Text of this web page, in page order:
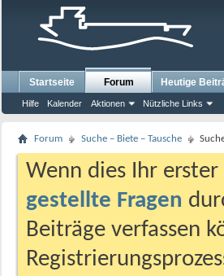
Startseite Forum
Hilfe Kalender Aktionen Nützliche Links
Heutige
Forum Suche – Biete – Tausche
Wenn dies Ihr
gestellte Fragen
Beiträge verfassen